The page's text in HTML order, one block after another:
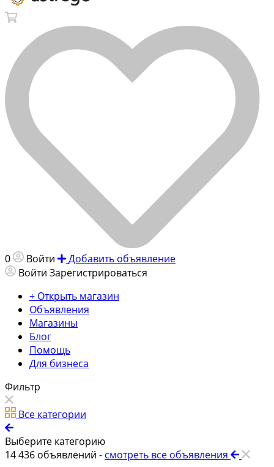
0 Войти
Добавить объявление
Войти Зарегистрироваться
+ Открыть магазин
Объявления
Магазины
Блог
Помощь
Для бизнеса
Фильтр
Все категории
Выберите категорию
14 436 объявлений - смотреть все объявления